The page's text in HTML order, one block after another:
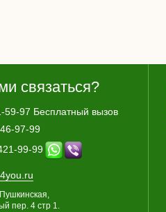
связаться?
59-97 Бесплатный вызов
97-99
99-99
пер. 4 стр 1.